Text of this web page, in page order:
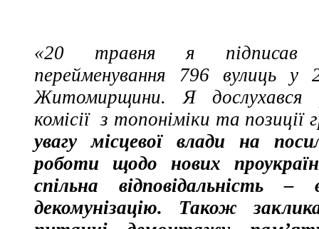
«20 травня я підписав
перейменування 796 вулиць у
Житомирщини. Я дослухався
комісії з топоніміки та позиції
увагу місцевої влади на
роботи щодо нових
спільна відповідальність
декомунізацію. Також